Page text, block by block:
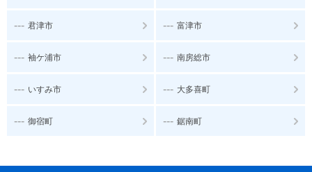
--- 君津市 --- 富津市
--- 袖ケ浦市 --- 南房総市
--- いすみ市 --- 大多喜町
--- 御宿町 --- 鋸南町